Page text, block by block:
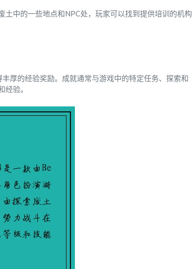
中的一些地点和NPC处，玩家可以找到提供培训的机构
厚的经验奖励。成就通常与游戏中的特定任务、探索和
验。